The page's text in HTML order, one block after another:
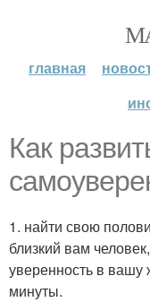
главная
Как
1. найти свою
близкий вам
уверенность в вашу
минуты.